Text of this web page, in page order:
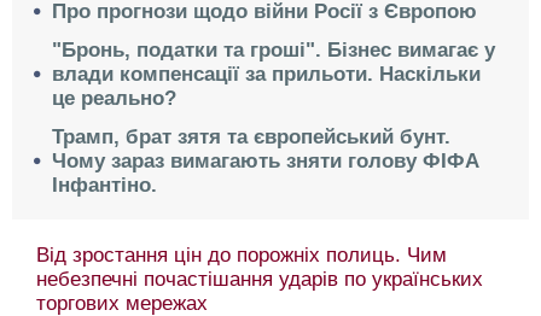
Про прогнози щодо війни Росії з Європою
"Бронь, податки та гроші". Бізнес вимагає у
влади компенсації за прильоти. Наскільки
це реально?
Трамп, брат зятя та європейський бунт.
Чому зараз вимагають зняти голову ФІФА
Інфантіно.
Від зростання цін до порожніх полиць. Чим
небезпечні почастішання ударів по українських
торгових мережах